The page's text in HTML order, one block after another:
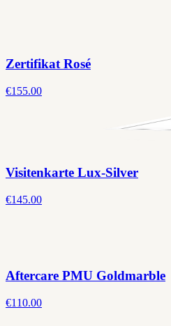
Zertifikat Rosé
€155.00
Visitenkarte Lux-Silver
€145.00
Aftercare PMU Goldmarble
€110.00